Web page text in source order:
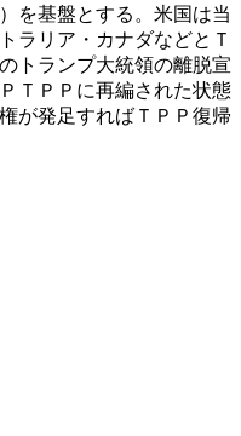
を基盤とする。米国は当
ラリア・カナダなどとＴ
トランプ大統領の離脱宣
ＴＰＰに再編された状態
が発足すればＴＰＰ復帰